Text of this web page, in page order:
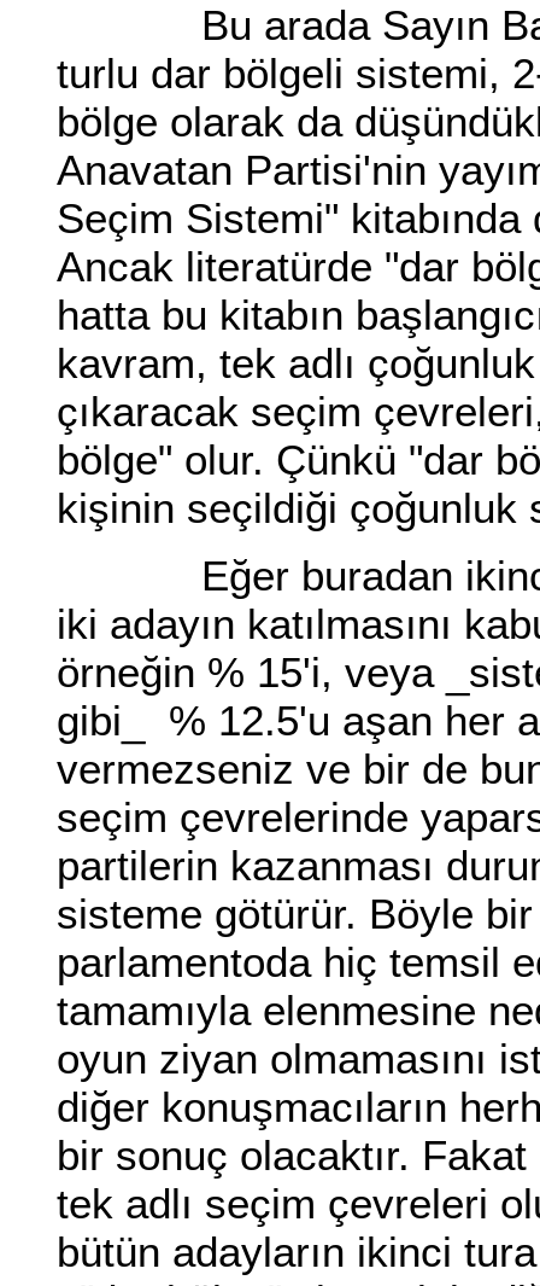
Bu arada Sayın
turlu dar bölgeli sistemi,
bölge olarak da
Anavatan Partisi'nin
Seçim Sistemi"
Ancak literatürde "dar
hatta bu kitabın
kavram, tek adlı
çıkaracak seçim
bölge" olur. Çünkü "dar
kişinin seçildiği çoğunluk
Eğer buradan ikinci
iki adayın katılmasını
örneğin % 15'i, veya
gibi_ % 12.5'u aşan her
vermezseniz ve bir de
seçim çevrelerinde
partilerin kazanması
sisteme götürür. Böyle
parlamentoda hiç temsil
tamamıyla elenmesine
oyun ziyan olmamasını
diğer konuşmacıların
bir sonuç olacaktır.
tek adlı seçim çevreleri
bütün adayların ikinci